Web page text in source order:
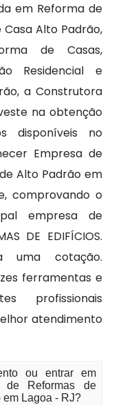
em Reforma de
Alto Padrão,
de Casas,
Residencial e
a Construtora
na obtenção
disponíveis no
Empresa de
Alto Padrão em
comprovando o
empresa de
DE EDIFÍCIOS.
uma cotação.
ferramentas e
profissionais
atendimento
ou entrar em
de Reformas de
em Lagoa - RJ?